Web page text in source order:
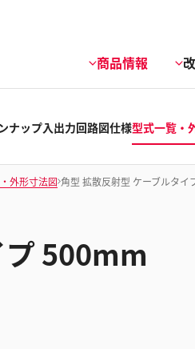
商品情報
ナップ入出力回路図仕様型式一覧・
外形寸法図 角型 拡散反射型 ケーブルタイ
プ 500mm